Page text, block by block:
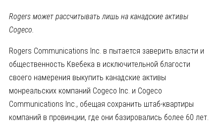
Rogers может рассчитывать лишь на канадские активы
Cogeco.
Rogers Communications Inc. в пытается заверить власти и
общественность Квебека в исключительной благости
своего намерения выкупить канадские активы
монреальских компаний Cogeco Inc. и Cogeco
Communications Inc., обещая сохранить штаб-квартиры
компаний в провинции, где они базировались более 60 лет.